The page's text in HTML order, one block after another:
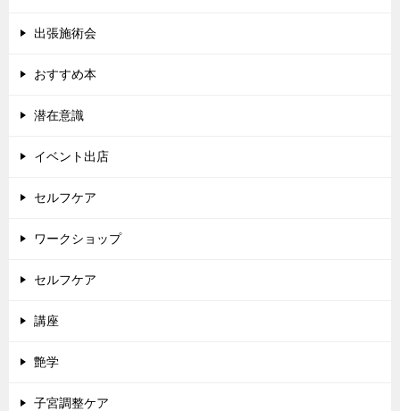
出張施術会
おすすめ本
潜在意識
イベント出店
セルフケア
ワークショップ
セルフケア
講座
艶学
子宮調整ケア